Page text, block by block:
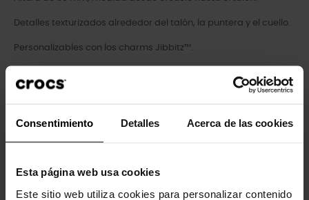
Consentimiento Detalles Acerca de las cookies
Esta página web usa cookies
Este sitio web utiliza cookies para personalizar contenido
Detalles texturizados alrededor del talón, la puntera y el cuello.
Personalizables con los charms Jibbitz™.
en 360 grados.